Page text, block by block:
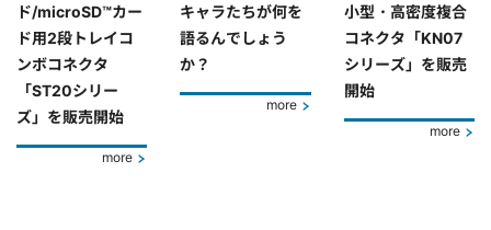
ド/microSD™カー
ド用2段トレイコ
ンボコネクタ
「ST20シリー
ズ」を販売開始
more
キャラたちが何を
語るんでしょう
か？
more
小型・高密度複合
コネクタ「KN07
シリーズ」を販売
開始
more